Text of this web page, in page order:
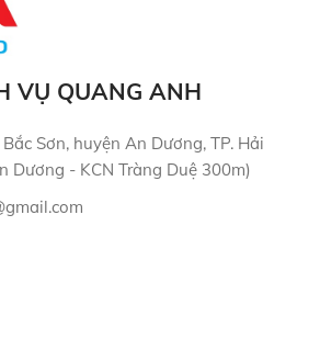
VỤ QUANG ANH
Sơn, huyện An Dương, TP. Hải
Dương - KCN Tràng Duệ 300m)